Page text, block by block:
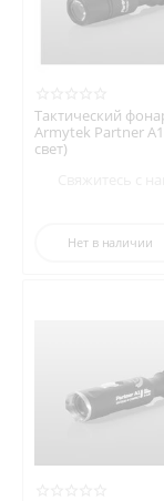
Тактический
Armytek Partner
свет)
Нет в наличии